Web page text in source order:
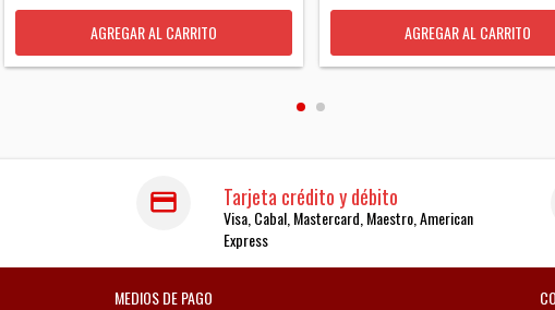
Tarjeta crédito y débito
Visa, Cabal, Mastercard, Maestro, American
Express
MEDIOS DE PAGO